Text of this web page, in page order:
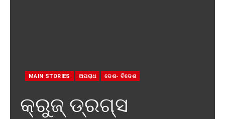
MAIN STORIES ଅପରାଧ ଦେଶ- ବିଦେଶ
କ୍ରୁଜ୍ ଡ୍ରଗ୍ସ